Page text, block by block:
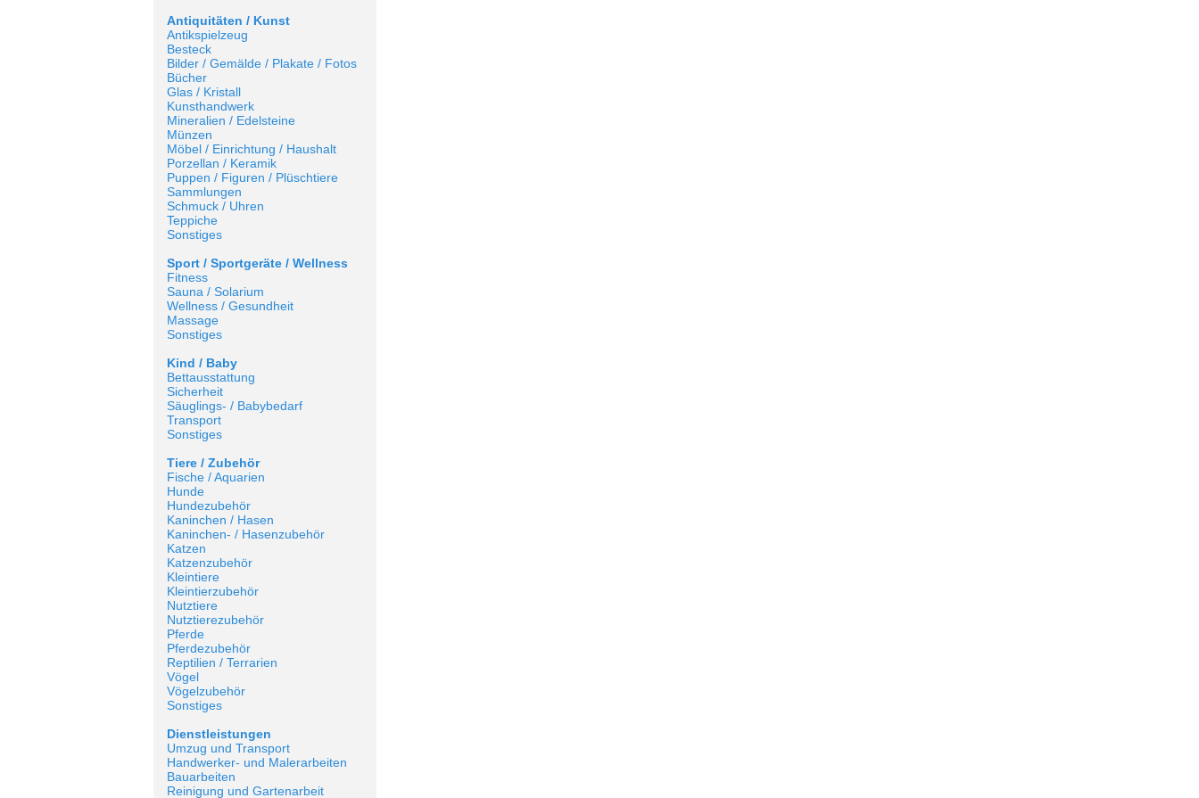
Antiquitäten / Kunst
Antikspielzeug
Besteck
Bilder / Gemälde / Plakate / Fotos
Bücher
Glas / Kristall
Kunsthandwerk
Mineralien / Edelsteine
Münzen
Möbel / Einrichtung / Haushalt
Porzellan / Keramik
Puppen / Figuren / Plüschtiere
Sammlungen
Schmuck / Uhren
Teppiche
Sonstiges
Sport / Sportgeräte / Wellness
Fitness
Sauna / Solarium
Wellness / Gesundheit
Massage
Sonstiges
Kind / Baby
Bettausstattung
Sicherheit
Säuglings- / Babybedarf
Transport
Sonstiges
Tiere / Zubehör
Fische / Aquarien
Hunde
Hundezubehör
Kaninchen / Hasen
Kaninchen- / Hasenzubehör
Katzen
Katzenzubehör
Kleintiere
Kleintierzubehör
Nutztiere
Nutztierezubehör
Pferde
Pferdezubehör
Reptilien / Terrarien
Vögel
Vögelzubehör
Sonstiges
Dienstleistungen
Umzug und Transport
Handwerker- und Malerarbeiten
Bauarbeiten
Reinigung und Gartenarbeit